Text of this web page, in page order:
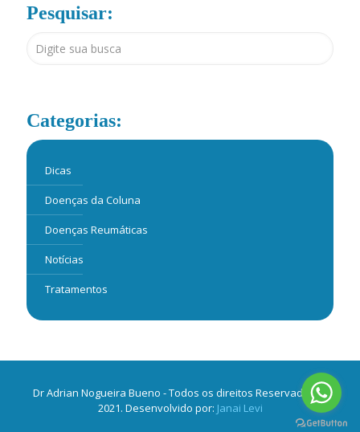
Pesquisar:
Categorias:
Dicas
Doenças da Coluna
Doenças Reumáticas
Notícias
Tratamentos
Dr Adrian Nogueira Bueno - Todos os direitos Reservados ©
2021. Desenvolvido por: Janai Levi